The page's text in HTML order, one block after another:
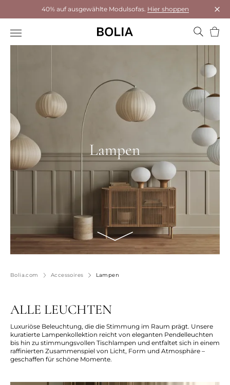
40% auf ausgewählte Modulsofas. Hier shoppen
Lampen
Bolia.com Accessoires Lampen
ALLE LEUCHTEN
Luxuriöse Beleuchtung, die die Stimmung im Raum prägt. Unsere
kuratierte Lampenkollektion reicht von eleganten Pendelleuchten
bis hin zu stimmungsvollen Tischlampen und entfaltet sich in einem
raffinierten Zusammenspiel von Licht, Form und Atmosphäre –
geschaffen für schöne Momente.